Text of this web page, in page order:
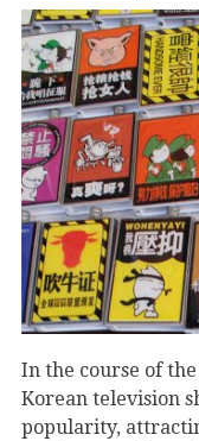
In the course of
Korean television
popularity,